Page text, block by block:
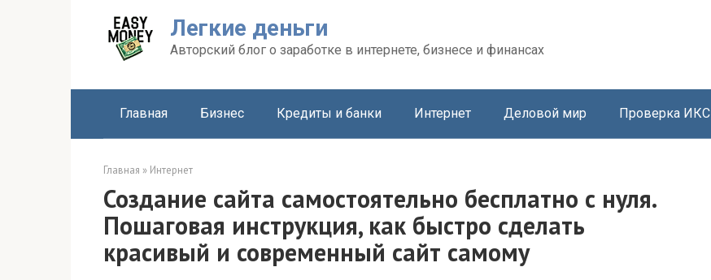
Легкие деньги
Авторский блог о заработке в интернете, бизнесе и финансах
Главная Бизнес Кредиты и банки Интернет Деловой мир Проверка ИКС
Главная » Интернет
Создание сайта самостоятельно бесплатно с нуля.
Пошаговая инструкция, как быстро сделать
красивый и современный сайт самому